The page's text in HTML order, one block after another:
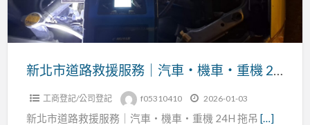
援
務
車・
新北市道路救援服務｜汽車・機車・重機 24H 拖吊救援全攻略
工商登記/公司登記 f05310410 2026-01-03
新北市道路救援服務｜汽車・機車・重機 24H 拖吊 […]